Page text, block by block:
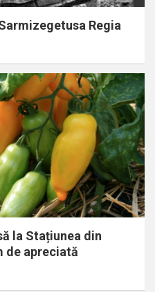
Regia
la Stațiunea din
de apreciată